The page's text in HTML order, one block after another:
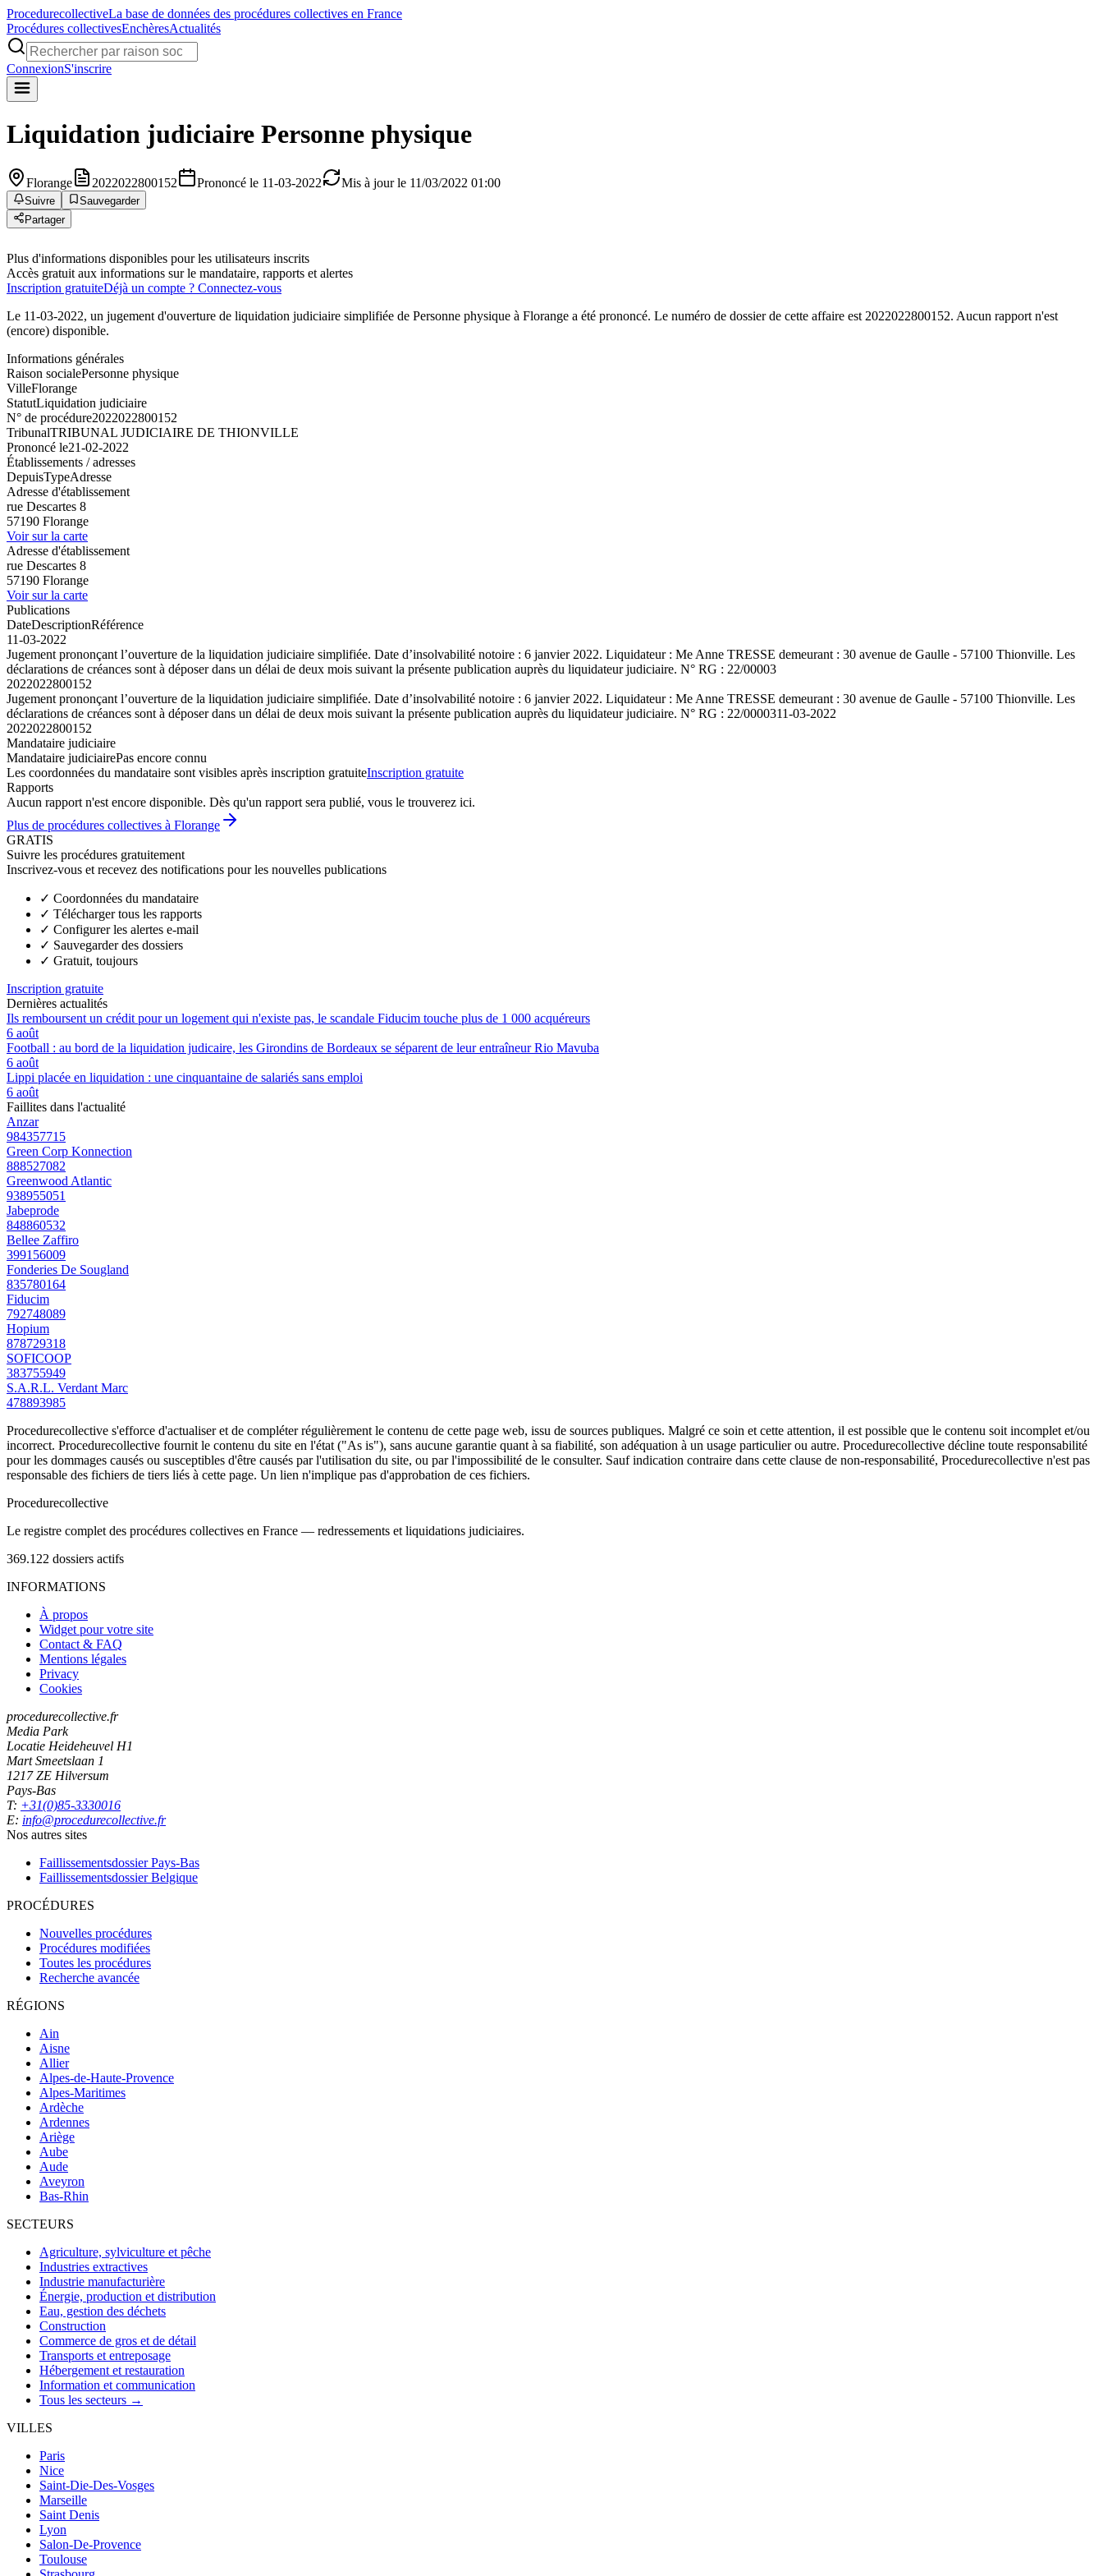
ProcedurecollectiveLa base de données des procédures collectives en France
Procédures collectivesEnchèresActualités
ConnexionS'inscrire
Liquidation judiciaire Personne physique
Florange 2022022800152 Prononcé le 11-03-2022 Mis à jour le 11/03/2022 01:00
Suivre
Sauvegarder
Partager
Plus d'informations disponibles pour les utilisateurs inscrits
Accès gratuit aux informations sur le mandataire, rapports et alertes
Inscription gratuiteDéjà un compte ? Connectez-vous
Le 11-03-2022, un jugement d'ouverture de liquidation judiciaire simplifiée de Personne physique à Florange a été prononcé. Le numéro de dossier de cette affaire est 2022022800152. Aucun rapport n'est
(encore) disponible.
Informations générales
Raison socialePersonne physique
VilleFlorange
StatutLiquidation judiciaire
N° de procédure2022022800152
TribunalTRIBUNAL JUDICIAIRE DE THIONVILLE
Prononcé le21-02-2022
Établissements / adresses
DepuisTypeAdresse
Adresse d'établissement
rue Descartes 8
57190 Florange
Voir sur la carte
Adresse d'établissement
rue Descartes 8
57190 Florange
Voir sur la carte
Publications
DateDescriptionRéférence
11-03-2022
Jugement prononçant l’ouverture de la liquidation judiciaire simplifiée. Date d’insolvabilité notoire : 6 janvier 2022. Liquidateur : Me Anne TRESSE demeurant : 30 avenue de Gaulle - 57100 Thionville. Les
déclarations de créances sont à déposer dans un délai de deux mois suivant la présente publication auprès du liquidateur judiciaire. N° RG : 22/00003
2022022800152
Jugement prononçant l’ouverture de la liquidation judiciaire simplifiée. Date d’insolvabilité notoire : 6 janvier 2022. Liquidateur : Me Anne TRESSE demeurant : 30 avenue de Gaulle - 57100 Thionville. Les
déclarations de créances sont à déposer dans un délai de deux mois suivant la présente publication auprès du liquidateur judiciaire. N° RG : 22/0000311-03-2022
2022022800152
Mandataire judiciaire
Mandataire judiciairePas encore connu
Les coordonnées du mandataire sont visibles après inscription gratuiteInscription gratuite
Rapports
Aucun rapport n'est encore disponible. Dès qu'un rapport sera publié, vous le trouverez ici.
Plus de procédures collectives à Florange
GRATIS
Suivre les procédures gratuitement
Inscrivez-vous et recevez des notifications pour les nouvelles publications
✓ Coordonnées du mandataire
✓ Télécharger tous les rapports
✓ Configurer les alertes e-mail
✓ Sauvegarder des dossiers
✓ Gratuit, toujours
Inscription gratuite
Dernières actualités
Ils remboursent un crédit pour un logement qui n'existe pas, le scandale Fiducim touche plus de 1 000 acquéreurs
6 août
Football : au bord de la liquidation judicaire, les Girondins de Bordeaux se séparent de leur entraîneur Rio Mavuba
6 août
Lippi placée en liquidation : une cinquantaine de salariés sans emploi
6 août
Faillites dans l'actualité
Anzar
984357715
Green Corp Konnection
888527082
Greenwood Atlantic
938955051
Jabeprode
848860532
Bellee Zaffiro
399156009
Fonderies De Sougland
835780164
Fiducim
792748089
Hopium
878729318
SOFICOOP
383755949
S.A.R.L. Verdant Marc
478893985
Procedurecollective s'efforce d'actualiser et de compléter régulièrement le contenu de cette page web, issu de sources publiques. Malgré ce soin et cette attention, il est possible que le contenu soit incomplet et/ou
incorrect. Procedurecollective fournit le contenu du site en l'état ("As is"), sans aucune garantie quant à sa fiabilité, son adéquation à un usage particulier ou autre. Procedurecollective décline toute responsabilité
pour les dommages causés ou susceptibles d'être causés par l'utilisation du site, ou par l'impossibilité de le consulter. Sauf indication contraire dans cette clause de non-responsabilité, Procedurecollective n'est pas
responsable des fichiers de tiers liés à cette page. Un lien n'implique pas d'approbation de ces fichiers.
Procedurecollective
Le registre complet des procédures collectives en France — redressements et liquidations judiciaires.
369.122 dossiers actifs
INFORMATIONS
À propos
Widget pour votre site
Contact & FAQ
Mentions légales
Privacy
Cookies
procedurecollective.fr
Media Park
Locatie Heideheuvel H1
Mart Smeetslaan 1
1217 ZE Hilversum
Pays-Bas
T: +31(0)85-3330016
E: info@procedurecollective.fr
Nos autres sites
Faillissementsdossier Pays-Bas
Faillissementsdossier Belgique
PROCÉDURES
Nouvelles procédures
Procédures modifiées
Toutes les procédures
Recherche avancée
RÉGIONS
Ain
Aisne
Allier
Alpes-de-Haute-Provence
Alpes-Maritimes
Ardèche
Ardennes
Ariège
Aube
Aude
Aveyron
Bas-Rhin
SECTEURS
Agriculture, sylviculture et pêche
Industries extractives
Industrie manufacturière
Énergie, production et distribution
Eau, gestion des déchets
Construction
Commerce de gros et de détail
Transports et entreposage
Hébergement et restauration
Information et communication
Tous les secteurs →
VILLES
Paris
Nice
Saint-Die-Des-Vosges
Marseille
Saint Denis
Lyon
Salon-De-Provence
Toulouse